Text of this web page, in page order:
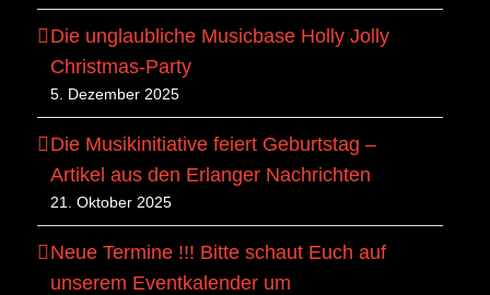
Die unglaubliche Musicbase Holly Jolly
Christmas-Party
5. Dezember 2025
Die Musikinitiative feiert Geburtstag –
Artikel aus den Erlanger Nachrichten
21. Oktober 2025
Neue Termine !!! Bitte schaut Euch auf
unserem Eventkalender um